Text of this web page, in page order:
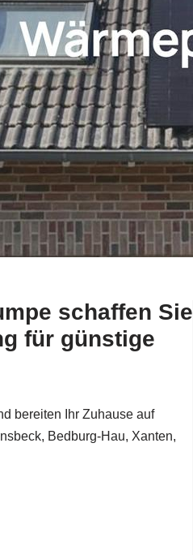
schaffen Sie
für günstige
bereiten Ihr Zuhause auf
Bedburg-Hau, Xanten,